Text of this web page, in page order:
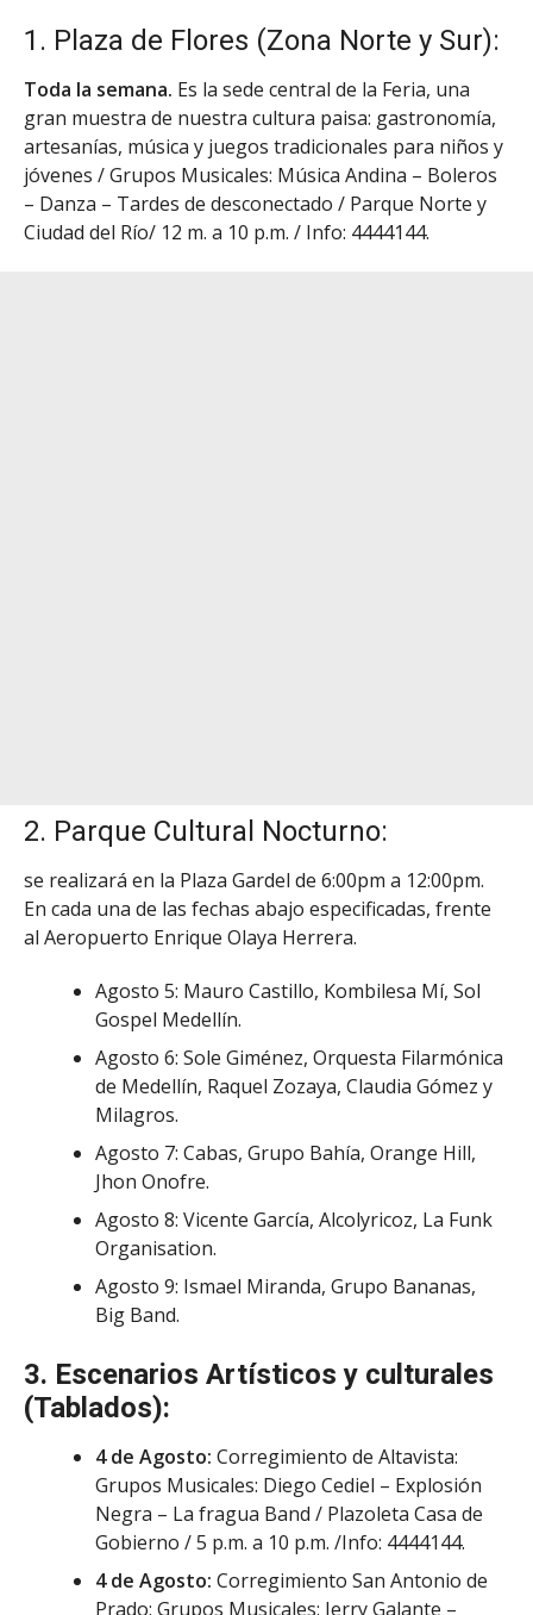
1. Plaza de Flores (Zona Norte y Sur):
Toda la semana. Es la sede central de la Feria, una
gran muestra de nuestra cultura paisa: gastronomía,
artesanías, música y juegos tradicionales para niños y
jóvenes / Grupos Musicales: Música Andina – Boleros
– Danza – Tardes de desconectado / Parque Norte y
Ciudad del Río/ 12 m. a 10 p.m. / Info: 4444144.
2. Parque Cultural Nocturno:
se realizará en la Plaza Gardel de 6:00pm a 12:00pm.
En cada una de las fechas abajo especificadas, frente
al Aeropuerto Enrique Olaya Herrera.
Agosto 5: Mauro Castillo, Kombilesa Mí, Sol
Gospel Medellín.
Agosto 6: Sole Giménez, Orquesta Filarmónica
de Medellín, Raquel Zozaya, Claudia Gómez y
Milagros.
Agosto 7: Cabas, Grupo Bahía, Orange Hill,
Jhon Onofre.
Agosto 8: Vicente García, Alcolyricoz, La Funk
Organisation.
Agosto 9: Ismael Miranda, Grupo Bananas,
Big Band.
3. Escenarios Artísticos y culturales
(Tablados):
4 de Agosto: Corregimiento de Altavista:
Grupos Musicales: Diego Cediel – Explosión
Negra – La fragua Band / Plazoleta Casa de
Gobierno / 5 p.m. a 10 p.m. /Info: 4444144.
4 de Agosto: Corregimiento San Antonio de
Prado: Grupos Musicales: Jerry Galante –